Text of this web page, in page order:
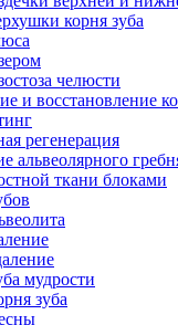
корня зуба
челюсти
и восстановление
регенерация
альвеолярного
ткани блоками
мудрости
зуба